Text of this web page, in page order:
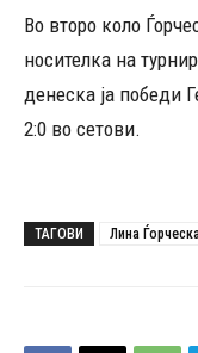
Во второ коло
носителка на
денеска ја победи
2:0 во сетови.
ТАГОВИ Лина